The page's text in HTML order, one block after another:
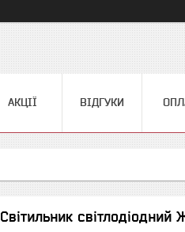
АКЦІЇ ВІДГУКИ
Світильник